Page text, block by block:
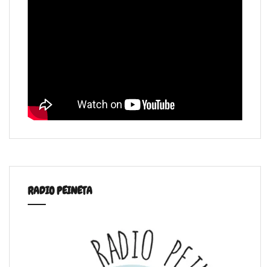
RADIO PEINETA